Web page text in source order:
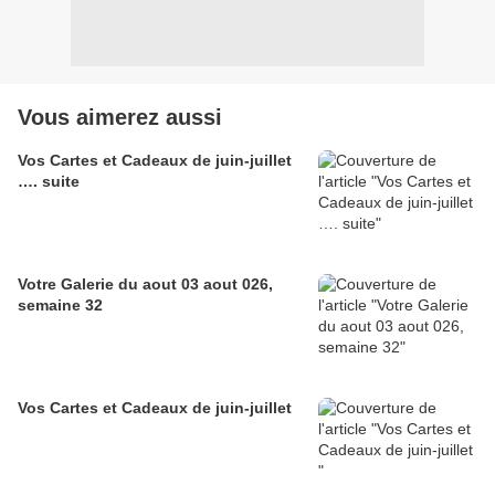
Vous aimerez aussi
Vos Cartes et Cadeaux de juin-juillet
…. suite
Votre Galerie du aout 03 aout 026,
semaine 32
Vos Cartes et Cadeaux de juin-juillet